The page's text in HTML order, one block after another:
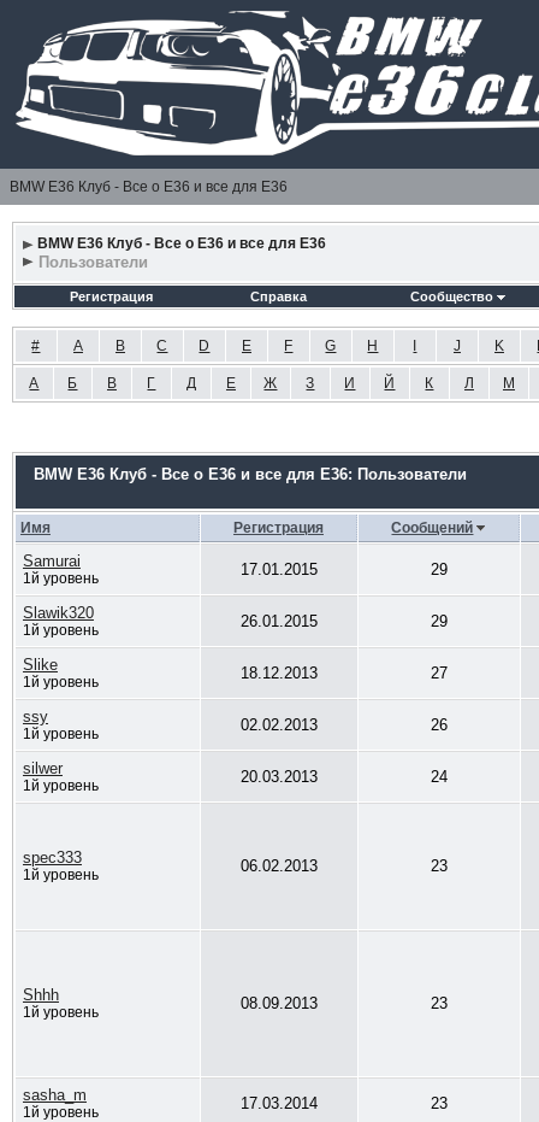
BMW E36 Клуб - Все о Е36 и все для Е36
BMW E36 Клуб - Все о Е36 и все для Е36
Пользователи
Регистрация Справка Сообщество
# A B C D E F G H J K
А Б В Г Д Е Ж З И Й К Л М
BMW E36 Клуб - Все о Е36 и все для Е36: Пользователи
Имя Регистрация Сообщений
Samurai
1й уровень 17.01.2015 29
Slawik320
1й уровень 26.01.2015 29
Slike
1й уровень 18.12.2013 27
ssy
1й уровень 02.02.2013 26
silwer
1й уровень 20.03.2013 24
spec333
1й уровень 06.02.2013 23
Shhh
1й уровень 08.09.2013 23
sasha_m
1й уровень 17.03.2014 23